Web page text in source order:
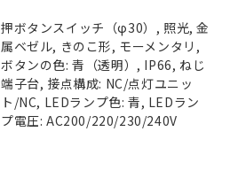
押ボタンスイッチ（φ30）, 照光, 金
属ベゼル, きのこ形, モーメンタリ,
ボタンの色: 青（透明）, IP66, ねじ
端子台, 接点構成: NC/点灯ユニッ
ト/NC, LEDランプ色: 青, LEDラン
プ電圧: AC200/220/230/240V